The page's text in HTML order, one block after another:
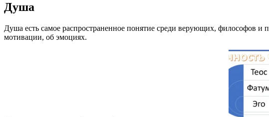
Душа
Душа есть самое распространенное понятие среди верующих, философов и
мотивации, об эмоциях.